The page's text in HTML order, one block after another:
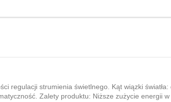
regulacji strumienia świetlnego. Kąt wiązki
Zalety produktu: Niższe zużycie energii